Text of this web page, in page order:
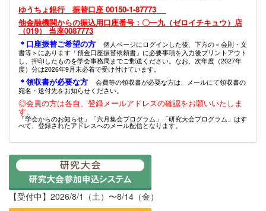
ゆうちょ銀行 振替口座 00150-1-87773
他金融機関からの振込用口座番号：〇一九（ゼロイチキュウ）店
（019） 当座0087773
＊口座振替ご希望の方
個人ページにログインした後、下方の＜会則・文
書等＞にあります「預金口座振替依頼書」に必要事項を入力後プリントアウト
し、押印したものを学会事務局までご郵送ください。なお、次年度（2027年
度）分は2026年9月末必着で受け付けています。
＊領収書が必要な方
会費等の領収書が必要な方は、メールにて領収書の
宛名・送付先をお知らせください。
◎会員の方は各自、登録メールアドレスの確認をお願いいたしま
す。
「学会からのお知らせ」「六月集会プログラム」「研究大会プログラム」はす
べて、登録されたアドレスへのメール配信となります。
【受付中】2026/8/1（土）〜8/14（金）